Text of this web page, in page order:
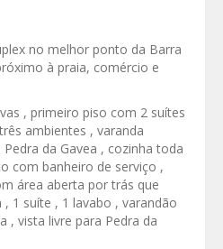
no melhor ponto da Barra
à praia, comércio e
, primeiro piso com 2 suítes
ambientes , varanda
da Gavea , cozinha toda
com banheiro de serviço ,
área aberta por trás que
1 suíte , 1 lavabo , varandão
, vista livre para Pedra da